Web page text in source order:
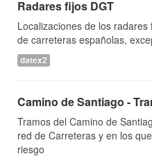
Radares fijos DGT
Localizaciones de los
de carreteras españolas,
datex2
Camino de Santiago -
Tramos del Camino de
red de Carreteras y en los
riesgo